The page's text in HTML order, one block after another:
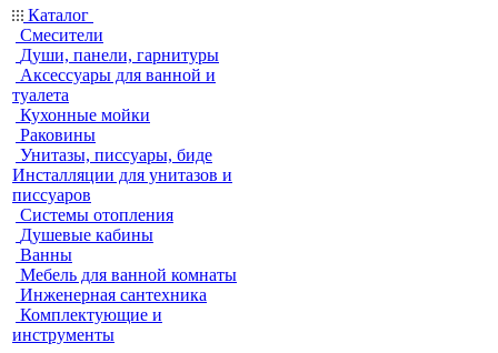
Каталог
Смесители
Души, панели, гарнитуры
Аксессуары для ванной и
туалета
Кухонные мойки
Раковины
Унитазы, писсуары, биде
Инсталляции для унитазов и
писсуаров
Системы отопления
Душевые кабины
Ванны
Мебель для ванной комнаты
Инженерная сантехника
Комплектующие и
инструменты